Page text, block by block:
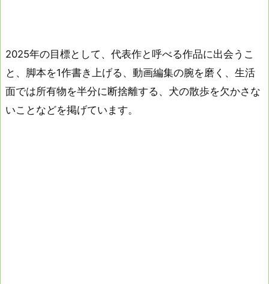
2025年の目標として、代表作と呼べる作品に出会うこ
と、脚本を1作書き上げる、動画編集の腕を磨く、生活
面では所有物を半分に断捨離する、犬の散歩を欠かさな
いことなどを掲げています。